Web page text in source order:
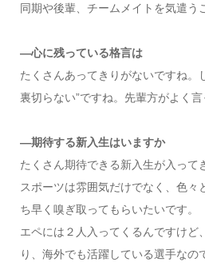
同期や後輩、チームメイトを気遣う
—心に残っている格言は
たくさんあってきりがないですね。
裏切らない”ですね。先輩方がよく言
—期待する新入生はいますか
たくさん期待できる新入生が入って
スポーツは雰囲気だけでなく、色々
ち早く嗅ぎ取ってもらいたいです。
エペには２人入ってくるんですけど
り、海外でも活躍している選手なの